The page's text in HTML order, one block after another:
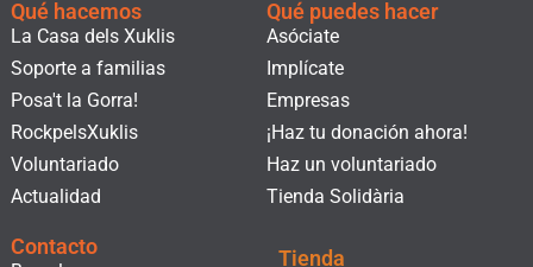
Qué hacemos
La Casa dels Xuklis
Soporte a familias
Posa't la Gorra!
RockpelsXuklis
Voluntariado
Actualidad
Qué puedes hacer
Asóciate
Implícate
Empresas
¡Haz tu donación ahora!
Haz un voluntariado
Tienda Solidària
Contacto Tienda